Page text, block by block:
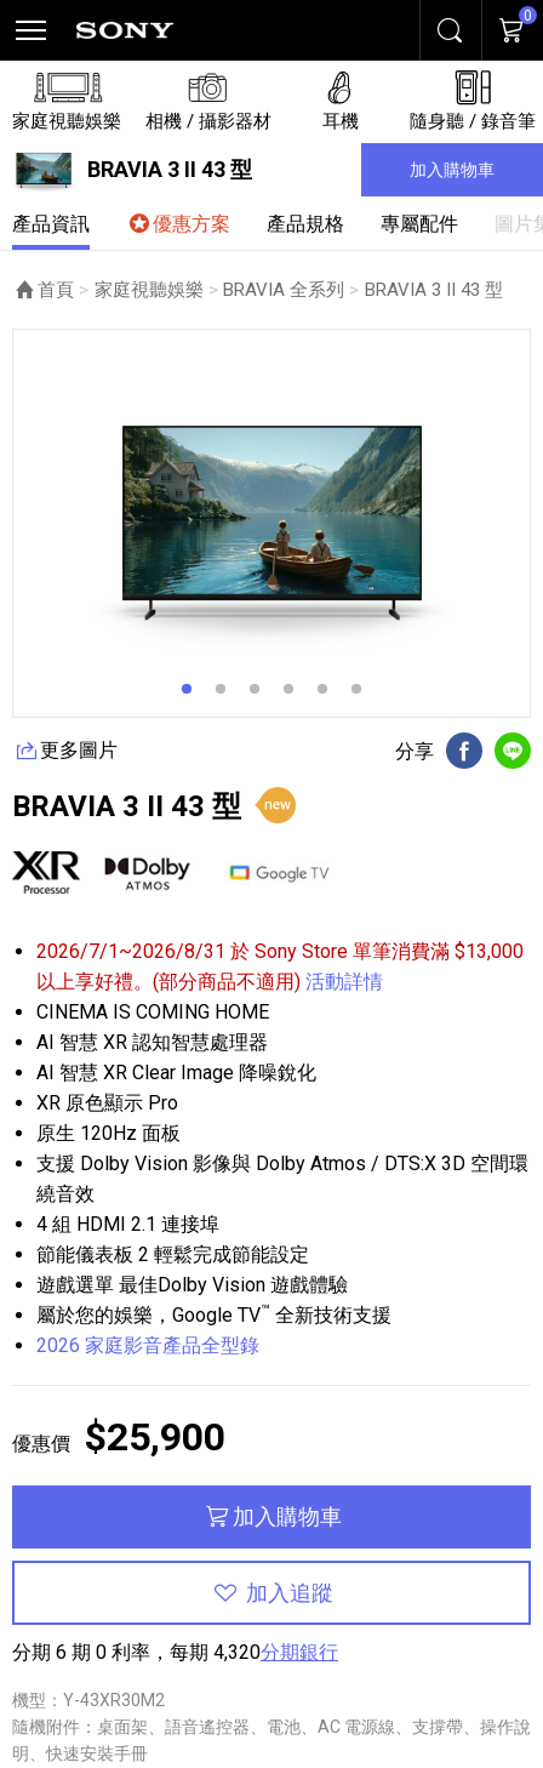
搜尋 購物
0
家庭視聽娛樂 相機 / 攝影器材 耳機 隨身聽 / 錄音筆
BRAVIA 3 II 43 型 加入購物車
產品資訊 優惠方案 產品規格 專屬配件 圖片
首頁 家庭視聽娛樂 BRAVIA 全系列 目前頁面：
BRAVIA 3 II 43 型
更多圖片 分享
FB分享
BRAVIA 3 II 43 型
2026/7/1~2026/8/31 於 Sony Store 單筆消費滿 $13,000
以上享好禮。(部分商品不適用) 活動詳情
CINEMA IS COMING HOME
AI 智慧 XR 認知智慧處理器
AI 智慧 XR Clear Image 降噪銳化
XR 原色顯示 Pro
原生 120Hz 面板
支援 Dolby Vision 影像與 Dolby Atmos / DTS:X 3D 空間環
繞音效
4 組 HDMI 2.1 連接埠
節能儀表板 2 輕鬆完成節能設定
遊戲選單 最佳Dolby Vision 遊戲體驗
屬於您的娛樂，Google TV™ 全新技術支援
2026 家庭影音產品全型錄
優惠價 $25,900
加入購物車
加入追蹤
分期 6 期 0 利率，每期 4,320分期銀行
機型：Y-43XR30M2
隨機附件：桌面架、語音遙控器、電池、AC 電源線、支撐帶、操作說
明、快速安裝手冊